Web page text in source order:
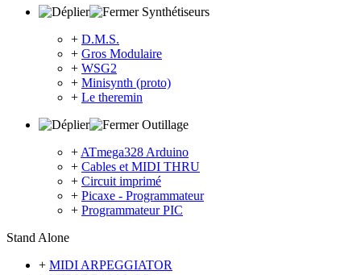
Synthétiseurs
+ D.M.S.
+ Gros Modulaire
+ WSG2
+ Minisynth (proto)
+ Le theremin
Outillage
+ ATmega328 Arduino
+ Cables et MIDI THRU
+ Circuit imprimé
+ Picaxe - Programmateur
+ Programmateur PIC
Stand Alone
+ MIDI ARPEGGIATOR